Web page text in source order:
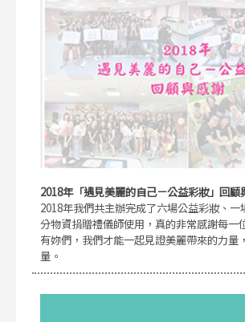
2018年「遇見美麗的自己－公益彩妝」回顧
2018年我們共主辦完成了六場公益彩妝、一
分物資捐贈禮儀師使用，真的非常感謝每一
有妳們，我們才能一起見證美麗帶來的力量
量。